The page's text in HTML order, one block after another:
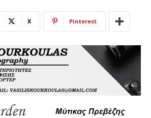
X Pinterest